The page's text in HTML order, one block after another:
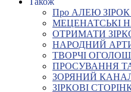
Про АЛЕЮ
МЕЦЕНАТСЬКІ
ОТРИМАТИ
НАРОДНИЙ
ТВОРЧІ
ПРОСУВАННЯ
ЗОРЯНИЙ
ЗІРКОВІ